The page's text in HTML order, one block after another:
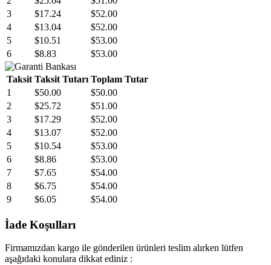
3
$17.24
$52.00
4
$13.04
$52.00
5
$10.51
$53.00
6
$8.83 $53.00
Taksit Taksit Tutarı Toplam Tutar
1
$50.00
$50.00
2
$25.72
$51.00
3
$17.29
$52.00
4
$13.07
$52.00
5
$10.54
$53.00
6
$8.86
$53.00
7
$7.65
$54.00
8
$6.75
$54.00
9
$6.05 $54.00
İade Koşulları
Firmamızdan kargo ile gönderilen ürünleri teslim alırken lütfen
aşağıdaki konulara dikkat ediniz :